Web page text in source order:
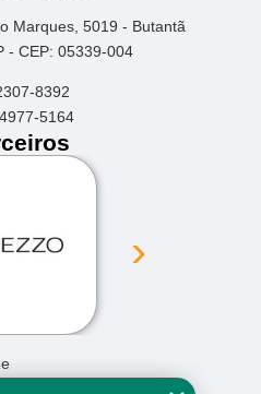
Marques, 5019 - Butantã
- CEP: 05339-004
8392
5164
›